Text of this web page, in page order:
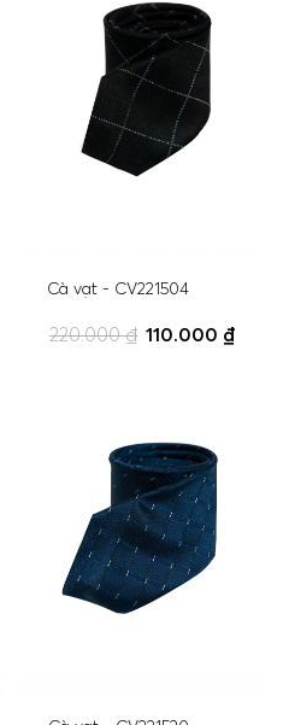
Cà vạt - CV221504
110.000 ₫
220.000 ₫